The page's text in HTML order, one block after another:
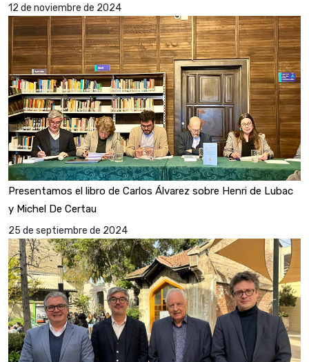
12 de noviembre de 2024
Presentamos el libro de Carlos Álvarez sobre Henri de Lubac
y Michel De Certau
25 de septiembre de 2024